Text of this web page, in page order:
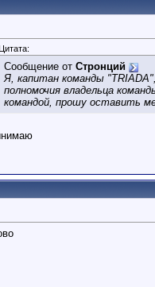
Цитата:
Сообщение от Стронций
Я, капитан команды
полномочия владельца
командой, прошу оставить